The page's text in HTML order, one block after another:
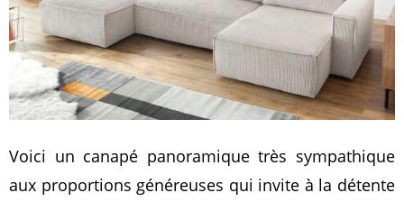
Voici un canapé panoramique très sympathique
aux proportions généreuses qui invite à la détente